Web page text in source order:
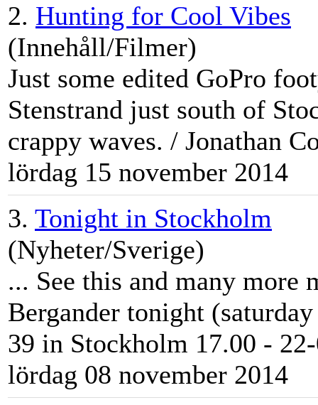
2. Hunting for Cool Vibes
(Innehåll/Filmer)
Just some edited GoPro
Stenstrand just south of
crappy waves. / Jonathan
lördag 15 november 2014
3. Tonight in Stockholm
(Nyheter/Sverige)
... See this and many more
Bergander tonight
39 in Stockholm 17.00 -
lördag 08 november 2014